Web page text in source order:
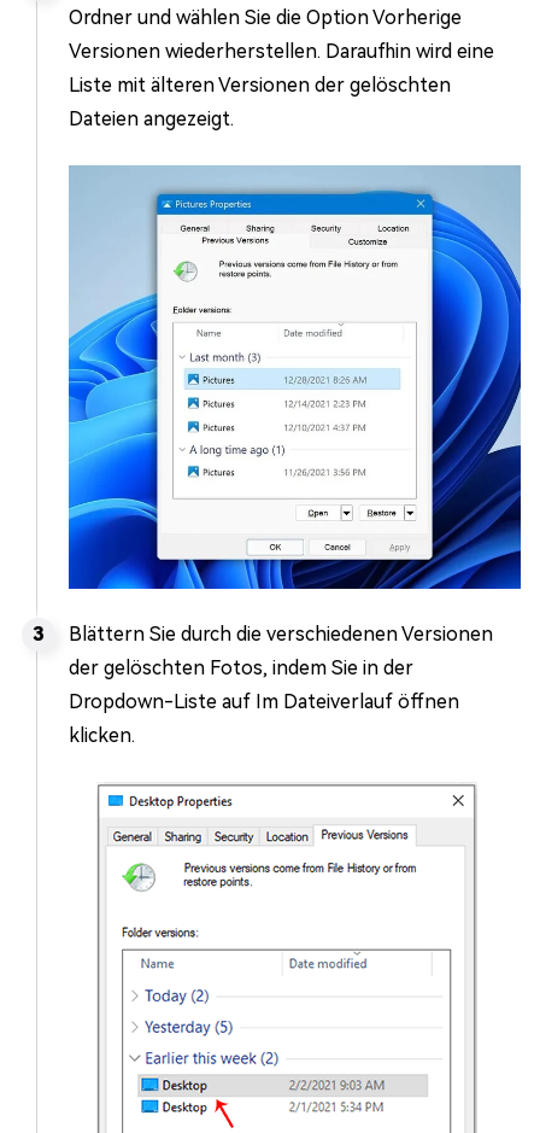
Ordner und wählen Sie die Option Vorherige
Versionen wiederherstellen. Daraufhin wird eine
Liste mit älteren Versionen der gelöschten
Dateien angezeigt.
Blättern Sie durch die verschiedenen Versionen
der gelöschten Fotos, indem Sie in der
Dropdown-Liste auf Im Dateiverlauf öffnen
klicken.